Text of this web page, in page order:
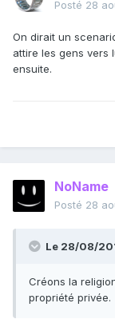
Posté 28
On dirait un
attire les gens vers
ensuite.
NoName
Posté 28
Le 28/08/
Créons la
propriété privée.